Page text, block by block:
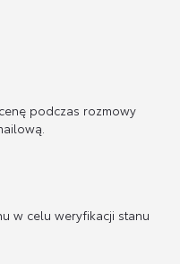
podczas rozmowy
w celu weryfikacji stanu